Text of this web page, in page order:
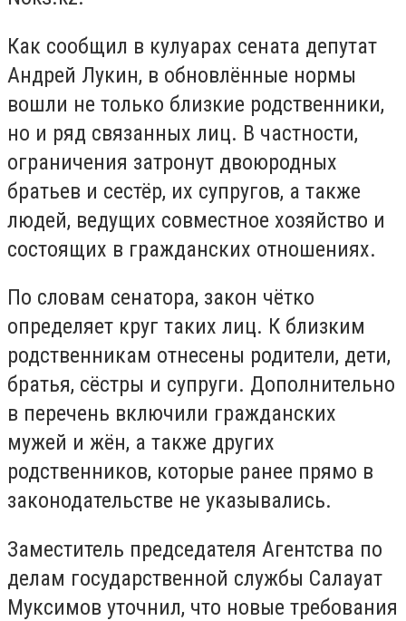
Как сообщил в кулуарах сената депутат
Андрей Лукин, в обновлённые нормы
вошли не только близкие родственники,
но и ряд связанных лиц. В частности,
ограничения затронут двоюродных
братьев и сестёр, их супругов, а также
людей, ведущих совместное хозяйство и
состоящих в гражданских отношениях.
По словам сенатора, закон чётко
определяет круг таких лиц. К близким
родственникам отнесены родители, дети,
братья, сёстры и супруги. Дополнительно
в перечень включили гражданских
мужей и жён, а также других
родственников, которые ранее прямо в
законодательстве не указывались.
Заместитель председателя Агентства по
делам государственной службы Салауат
Муксимов уточнил, что новые требования